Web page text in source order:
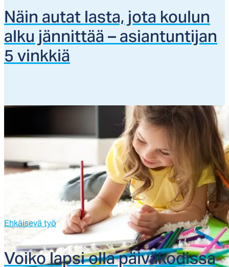
Näin au­tat las­ta, jo­ta kou­lun
al­ku jän­nit­tää – asian­tun­ti­jan
5 vink­kiä
Ehkäisevä työ